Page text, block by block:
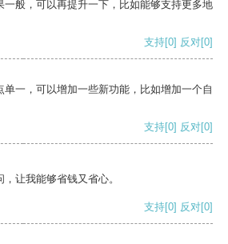
一般，可以再提升一下，比如能够支持更多地
支持[0] 反对[0]
一，可以增加一些新功能，比如增加一个自
支持[0] 反对[0]
让我能够省钱又省心。
支持[0] 反对[0]